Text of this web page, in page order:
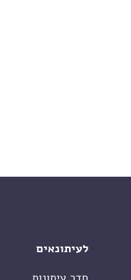
לעיתונאים